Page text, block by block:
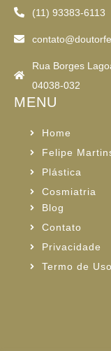
(11) 93383-6113
Rua Borges
04038-032
MENU
Home
Felipe
Plástica
Cosmiatria
Blog
Contato
Privacidade
Termo de Uso